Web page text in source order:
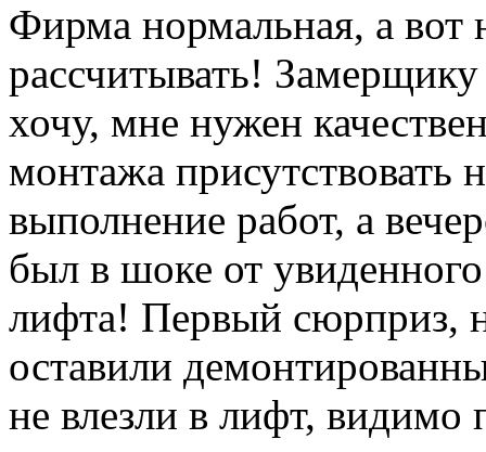
Фирма нормальная, а
рассчитывать!
хочу, мне нужен
монтажа присутствовать
выполнение работ, а
был в шоке от
лифта! Первый сюрприз,
оставили
не влезли в лифт,